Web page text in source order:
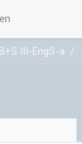
III-EngS-a